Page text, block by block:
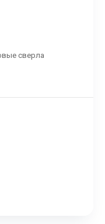
сверла